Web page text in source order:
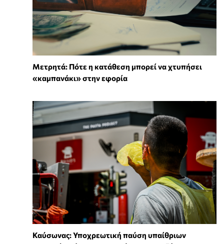
Μετρητά: Πότε η κατάθεση μπορεί να χτυπήσει
«καμπανάκι» στην εφορία
Καύσωνας: Υποχρεωτική παύση υπαίθριων